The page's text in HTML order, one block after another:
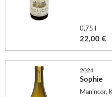
0,75 l
22,00 €
2024
Sophie
Manincor,